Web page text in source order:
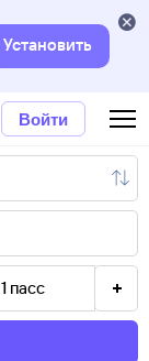
Установить
Войти
1 пасс